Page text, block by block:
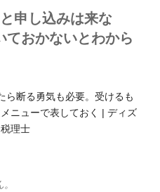
申し込みは来な
ておかないとわから
ら断る勇気も必要。受けるも
ニューで表しておく | ディズ
理士